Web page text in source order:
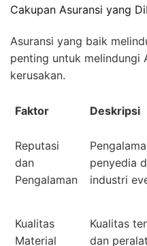
Cakupan Asuransi yang
Asuransi yang baik
penting untuk melindungi
kerusakan.
Faktor Deskripsi
Reputasi
dan
Pengalaman
penyedia
industri
Kualitas
Material
Kualitas
dan